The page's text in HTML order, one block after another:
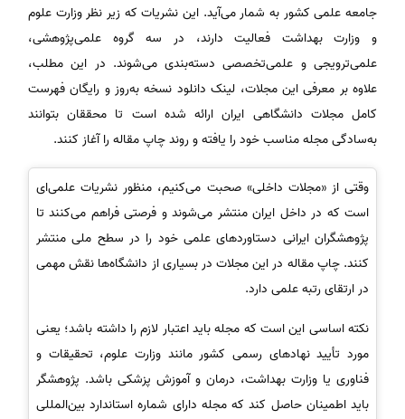
جامعه علمی کشور به شمار می‌آید. این نشریات که زیر نظر وزارت علوم
و وزارت بهداشت فعالیت دارند، در سه گروه علمی‌پژوهشی،
علمی‌ترویجی و علمی‌تخصصی دسته‌بندی می‌شوند. در این مطلب،
علاوه بر معرفی این مجلات، لینک دانلود نسخه‌ به‌روز و رایگان فهرست
کامل مجلات دانشگاهی ایران ارائه شده است تا محققان بتوانند
به‌سادگی مجله مناسب خود را یافته و روند چاپ مقاله را آغاز کنند.
وقتی از «مجلات داخلی» صحبت می‌کنیم، منظور نشریات علمی‌ای
است که در داخل ایران منتشر می‌شوند و فرصتی فراهم می‌کنند تا
پژوهشگران ایرانی دستاوردهای علمی خود را در سطح ملی منتشر
کنند. چاپ مقاله در این مجلات در بسیاری از دانشگاه‌ها نقش مهمی
در ارتقای رتبه علمی دارد.
نکته اساسی این است که مجله باید اعتبار لازم را داشته باشد؛ یعنی
مورد تأیید نهادهای رسمی کشور مانند وزارت علوم، تحقیقات و
فناوری یا وزارت بهداشت، درمان و آموزش پزشکی باشد. پژوهشگر
باید اطمینان حاصل کند که مجله دارای شماره استاندارد بین‌المللی